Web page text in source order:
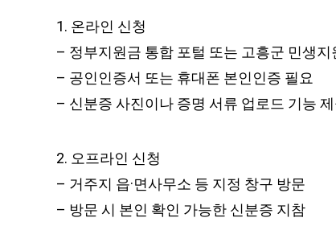
1. 온라인 신청
– 정부지원금 통합 포털 또는 고흥군 민생
– 공인인증서 또는 휴대폰 본인인증 필요
– 신분증 사진이나 증명 서류 업로드 기능
2. 오프라인 신청
– 거주지 읍·면사무소 등 지정 창구 방문
– 방문 시 본인 확인 가능한 신분증 지참